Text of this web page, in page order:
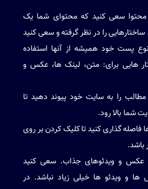
سعی کنید که محتوای شما یک
را در نظر گرفته و سعی کنید
پست خود همیشه از آنها استفاده
هایی برای: متن، لینک ها، عکس و
را به سایت خود پیوند دهید تا
شما بالا رود.
فاصله گذاری کنید تا کلیک کردن بر روی
باشد.
عکس و ویدئوهای جذاب. سعی کنید
و ویدئو ها خیلی زیاد نباشد. در